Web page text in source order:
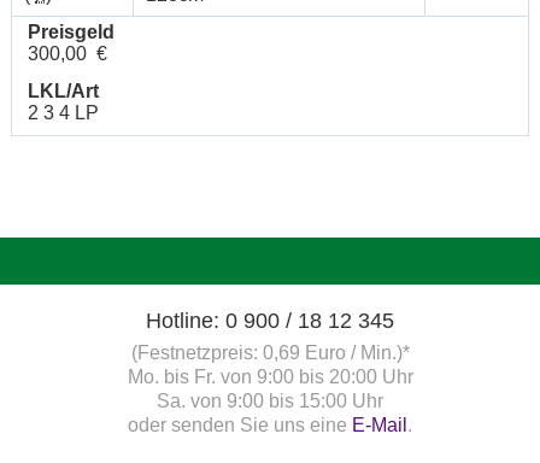
Preisgeld
300,00 €
LKL/Art
2 3 4 LP
Hotline: 0 900 / 18 12 345
(Festnetzpreis: 0,69 Euro / Min.)*
Mo. bis Fr. von 9:00 bis 20:00 Uhr
Sa. von 9:00 bis 15:00 Uhr
oder senden Sie uns eine E-Mail .